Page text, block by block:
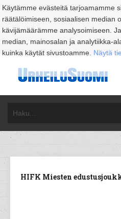
Käytämme evästeitä tarjoamamme
räätälöimiseen, sosiaalisen median
kävijämäärämme analysoimiseen.
median, mainosalan ja analytiikka-
kuinka käytät sivustoamme. Näytä
HIFK Miesten